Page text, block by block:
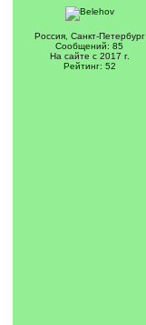
Россия, Санкт-Петербург
Сообщений: 85
На сайте с 2017 г.
Рейтинг: 52